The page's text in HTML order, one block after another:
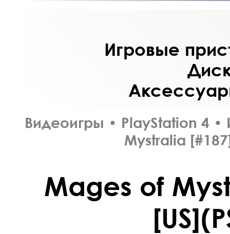
Игровые
Видеоигры • PlayStation 4 •
Mystralia
Mages of